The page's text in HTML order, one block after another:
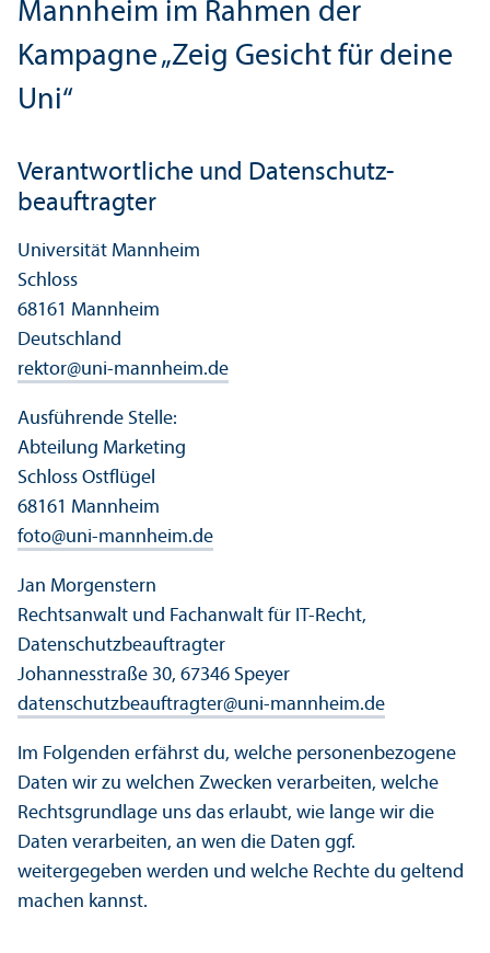
Mannheim im Rahmen der
Kampagne „Zeig Gesicht für deine
Uni“
Verantwortliche und Datenschutz­
beauftragter
Universität Mannheim
Schloss
68161 Mannheim
Deutschland
rektor@uni-mannheim.de
Ausführende Stelle:
Abteilung Marketing
Schloss Ostflügel
68161 Mannheim
foto@uni-mannheim.de
Jan Morgenstern
Rechts­anwalt und Fach­anwalt für IT-Recht,
Datenschutz­beauftragter
Johannesstraße 30, 67346 Speyer
datenschutzbeauftragter@uni-mannheim.de
Im Folgenden erfährst du, welche personenbezogene
Daten wir zu welchen Zwecken verarbeiten, welche
Rechts­grundlage uns das erlaubt, wie lange wir die
Daten verarbeiten, an wen die Daten ggf.
weitergegeben werden und welche Rechte du geltend
machen kannst.